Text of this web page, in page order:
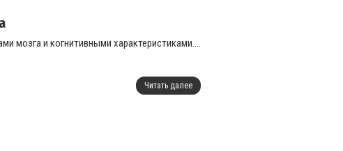
мозга и когнитивными характеристиками....
Читать далее